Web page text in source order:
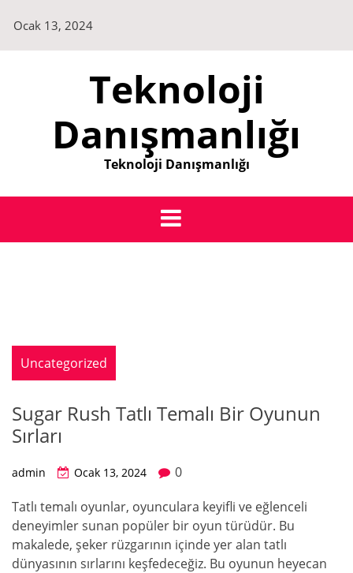
content
Ocak 13, 2024
Teknoloji
Danışmanlığı
Teknoloji Danışmanlığı
Uncategorized
Sugar Rush Tatlı Temalı Bir Oyunun
Sırları
admin Ocak 13, 2024
0
Tatlı temalı oyunlar, oyunculara keyifli ve eğlenceli
deneyimler sunan popüler bir oyun türüdür. Bu
makalede, şeker rüzgarının içinde yer alan tatlı
dünyasının sırlarını keşfedeceğiz. Bu oyunun heyecan